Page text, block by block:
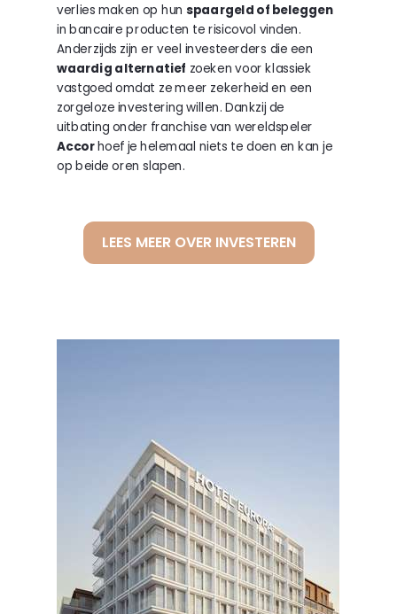
verlies maken op hunspaargeld of beleggen
in bancaire producten te risicovol vinden.
Anderzijds zijn er veel investeerders die een
waardig alternatief zoeken voor klassiek
vastgoed omdat ze meer zekerheid en een
zorgeloze investering willen. Dankzij de
uitbating onder franchise van wereldspeler
Accorhoef je helemaal niets te doen en kan je
op beide oren slapen.
LEES MEER OVER INVESTEREN